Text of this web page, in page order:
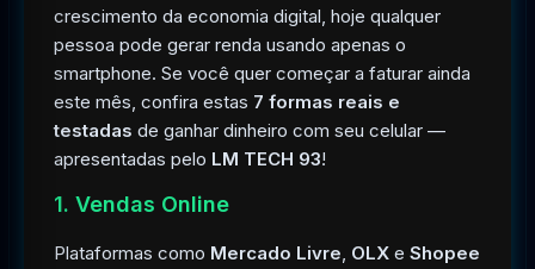
crescimento da economia digital, hoje qualquer
pessoa pode gerar renda usando apenas o
smartphone. Se você quer começar a faturar ainda
este mês, confira estas 7 formas reais e
testadas de ganhar dinheiro com seu celular —
apresentadas pelo LM TECH 93!
1. Vendas Online
Plataformas como Mercado Livre, OLX e Shopee